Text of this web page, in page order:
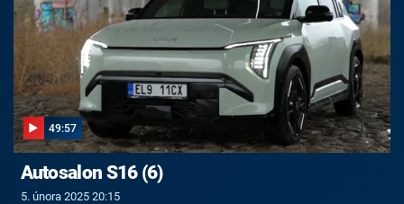
49:57
Autosalon S16 (6)
5. února 2025 20:15